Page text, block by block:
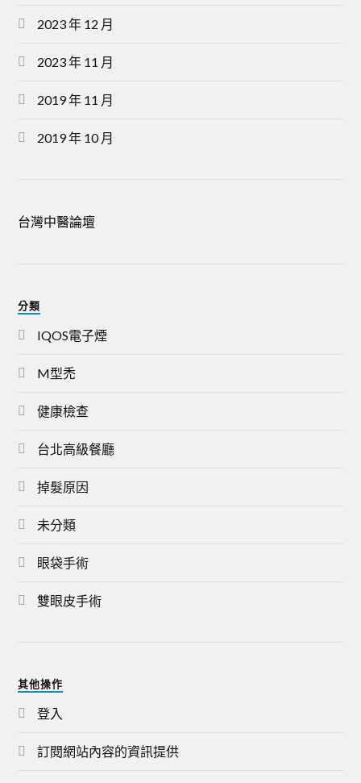
2023 年 12 月
2023 年 11 月
2019 年 11 月
2019 年 10 月
台灣中醫論壇
分類
IQOS電子煙
M型禿
健康檢查
台北高級餐廳
掉髮原因
未分類
眼袋手術
雙眼皮手術
其他操作
登入
訂閱網站內容的資訊提供